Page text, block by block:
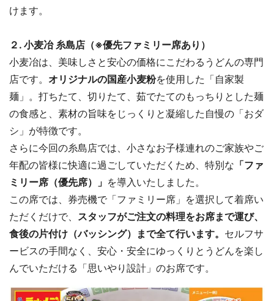
けます。
２. 小麦冶 糸島店（※優先ファミリー席あり）
小麦冶は、美味しさと安心の価格にこだわるうどんの専門
店です。 オリジナルの国産小麦粉を使用した「自家製
麺」。打ちたて、切りたて、茹でたてのもっちりとした麺
の食感と、素材の旨味をじっくりと凝縮した自慢の「おダ
シ」が特徴です。
さらに今回の糸島店では、小さなお子様連れのご家族やご
年配の皆様に快適に過ごしていただくため、特別な 「ファ
ミリー席（優先席）」 を導入いたしました。
この席では、券売機で「ファミリー席」を選択して着席い
ただくだけで、 スタッフがご注文の料理をお席まで運び、
食後の片付け（バッシング）まで全て行います。 セルフサ
ービスの手間なく、安心・安全にゆっくりとうどんを楽し
んでいただける「思いやり設計」のお席です。